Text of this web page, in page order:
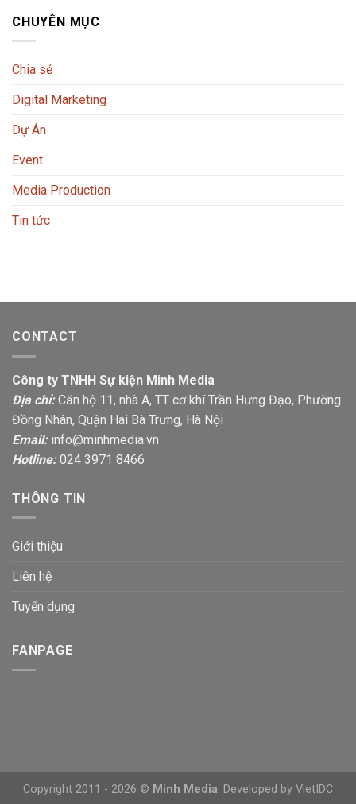
CHUYÊN MỤC
Chia sẻ
Digital Marketing
Dự Án
Event
Media Production
Tin tức
CONTACT
Công ty TNHH Sự kiện Minh Media
Địa chỉ:Căn hộ 11, nhà A, TT cơ khí Trần Hưng Đạo, Phường
Đồng Nhân, Quận Hai Bà Trưng, Hà Nội
Email: info@minhmedia.vn
Hotline:024 3971 8466
THÔNG TIN
Giới thiệu
Liên hệ
Tuyển dụng
FANPAGE
Copyright 2011 - 2026 © Minh Media. Developed by VietIDC